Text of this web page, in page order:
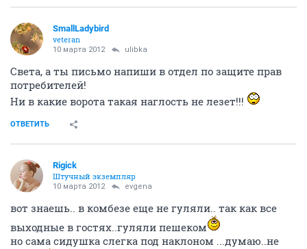
SmallLadybird
veteran
10 марта 2012 ulibka
Света, а ты письмо напиши в отдел по защите прав
потребителей!
Ни в какие ворота такая наглость не лезет!!!
ОТВЕТИТЬ
Rigick
Штучный экземпляр
10 марта 2012 evgena
вот знаешь.. в комбезе еще не гуляли.. так как все
выходные в гостях..гуляли пешеком
но сама сидушка слегка под наклоном ...думаю..не